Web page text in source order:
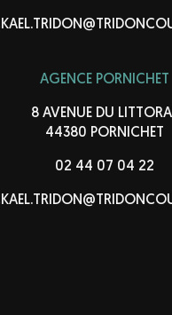
AGENCE PORNICHET
8 AVENUE DU
44380 PORNICHET
02 44 07 04 22